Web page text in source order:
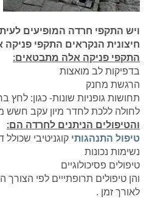
ויש התקפי חרדה המופיעים
חיצונית הנקראים התקפי
התקפי פניקה אלה מתבטאים:
בדפיקות לב מואצות
הרגשת מחנק
תחושות גופניות שונות- כגון:
לחולה ללכת לחדר מיון עקב חשש
והטיפולים הניתנים לחרדה הם:
טיפול התנהגותי קוגניטיבי שכולל
נשימות נכונות
טיפולים פסיכולוגיים
והן טיפולים תרופתייים לפי
לאורך זמן .